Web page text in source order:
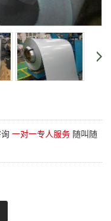
一对一专人服务 随叫随